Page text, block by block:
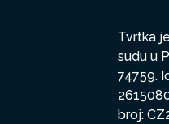
Tvrtka
sudu u
74759.
broj: